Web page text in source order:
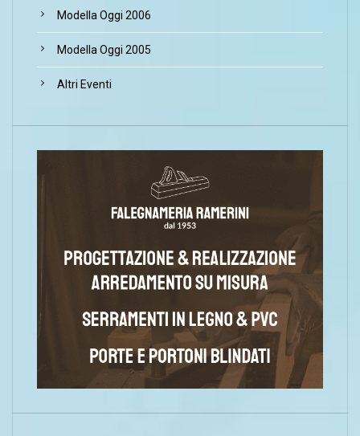
Modella Oggi 2006
Modella Oggi 2005
Altri Eventi